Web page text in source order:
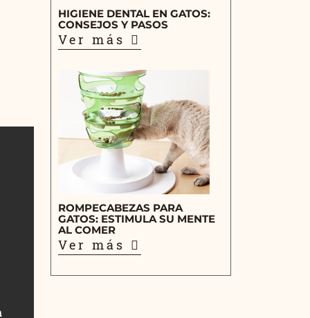
HIGIENE DENTAL EN GATOS:
CONSEJOS Y PASOS
Ver más
ROMPECABEZAS PARA
GATOS: ESTIMULA SU MENTE
AL COMER
Ver más